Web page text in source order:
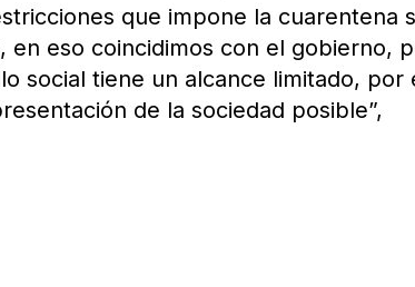
que impone la cuarentena
en eso coincidimos con el gobierno,
social tiene un alcance limitado, por
de la sociedad posible”,